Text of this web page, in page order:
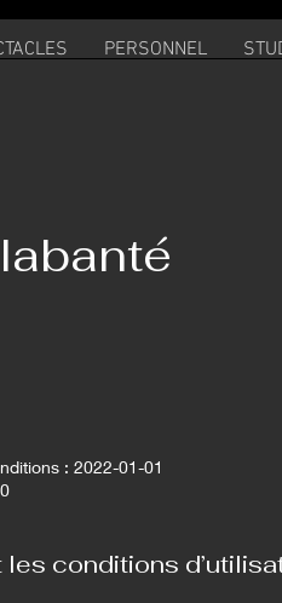
PERSONNEL
: 2022-01-01
conditions